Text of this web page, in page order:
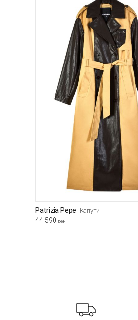
Patrizia Pepe Капути
44.590 ден